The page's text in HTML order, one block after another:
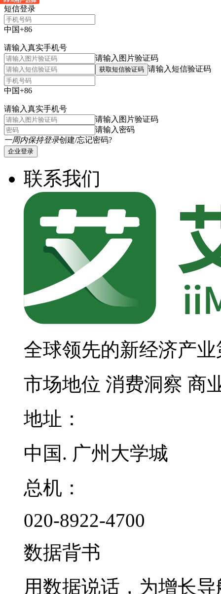
短信登录
中国+86
请输入真实手机号
请输入图片验证码
获取短信验证码 请输入短信验证码
中国+86
请输入真实手机号
请输入图片验证码
请输入密码
一周内保持登录创建/忘记密码?
企业登录
联系我们
全球领先的新经济产
市场地位 消费洞察 商
地址：
中国. 广州大学城
总机：
020-8922-4700
数据背书
用数据说话，为增长导